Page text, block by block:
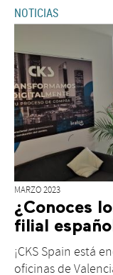
NOTICIAS
MARZO 2023
¿Conoces
filial
¡CKS Spain está
oficinas de